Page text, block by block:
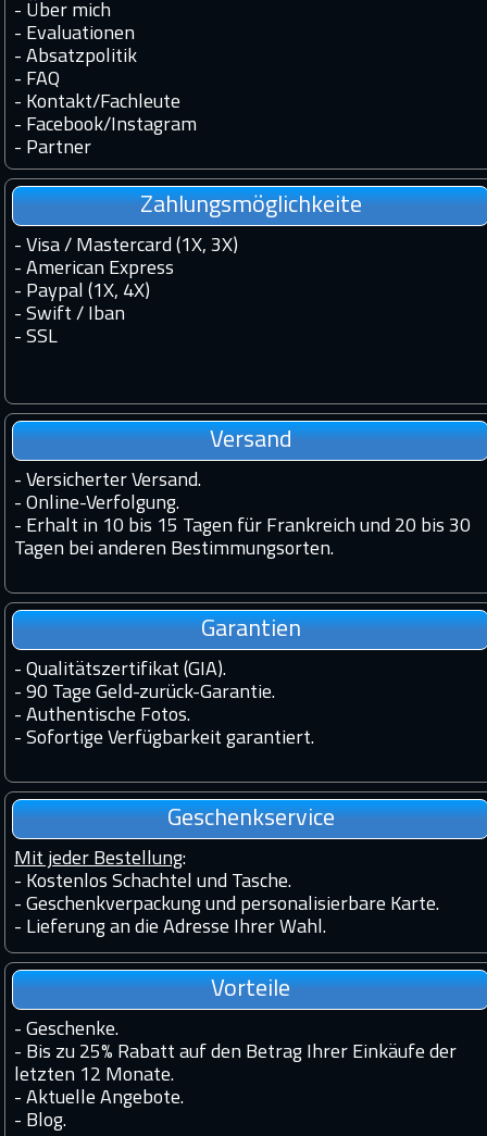
- Über mich
- Evaluationen
- Absatzpolitik
- FAQ
- Kontakt/Fachleute
- Facebook/Instagram
- Partner
Zahlungsmöglichkeite
- Visa / Mastercard (1X, 3X)
- American Express
- Paypal (1X, 4X)
- Swift / Iban
- SSL
Versand
- Versicherter Versand.
- Online-Verfolgung.
- Erhalt in 10 bis 15 Tagen für Frankreich und 20 bis 30
Tagen bei anderen Bestimmungsorten.
Garantien
- Qualitätszertifikat (GIA).
- 90 Tage Geld-zurück-Garantie.
- Authentische Fotos.
- Sofortige Verfügbarkeit garantiert.
Geschenkservice
Mit jeder Bestellung:
- Kostenlos Schachtel und Tasche.
- Geschenkverpackung und personalisierbare Karte.
- Lieferung an die Adresse Ihrer Wahl.
Vorteile
- Geschenke.
- Bis zu 25% Rabatt auf den Betrag Ihrer Einkäufe der
letzten 12 Monate.
- Aktuelle Angebote.
- Blog.